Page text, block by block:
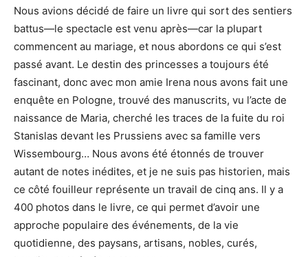
Nous avions décidé de faire un livre qui sort des sentiers
battus—le spectacle est venu après—car la plupart
commencent au mariage, et nous abordons ce qui s’est
passé avant. Le destin des princesses a toujours été
fascinant, donc avec mon amie Irena nous avons fait une
enquête en Pologne, trouvé des manuscrits, vu l’acte de
naissance de Maria, cherché les traces de la fuite du roi
Stanislas devant les Prussiens avec sa famille vers
Wissembourg… Nous avons été étonnés de trouver
autant de notes inédites, et je ne suis pas historien, mais
ce côté fouilleur représente un travail de cinq ans. Il y a
400 photos dans le livre, ce qui permet d’avoir une
approche populaire des événements, de la vie
quotidienne, des paysans, artisans, nobles, curés,